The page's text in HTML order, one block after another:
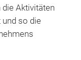
Aktivitäten
und so die